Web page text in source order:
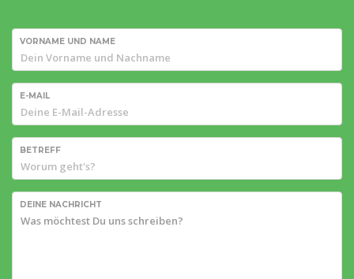
VORNAME UND NAME
E-MAIL
BETREFF
DEINE NACHRICHT